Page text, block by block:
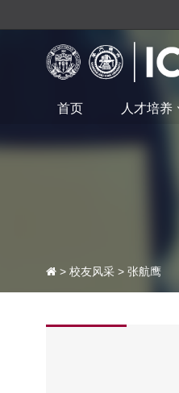
首页 人才培养
> 校友风采 > 张航鹰